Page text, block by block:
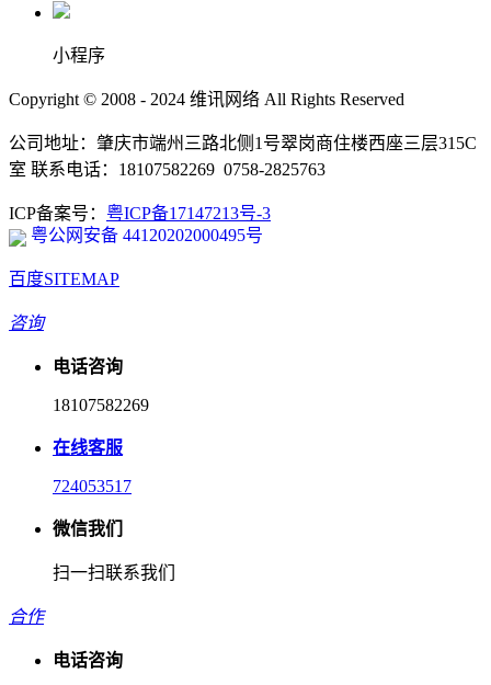
小程序
Copyright © 2008 - 2024 维讯网络 All Rights Reserved
公司地址：肇庆市端州三路北侧1号翠岗商住楼西座三层315C
室 联系电话：18107582269 0758-2825763
ICP备案号： 粤ICP备17147213号-3
粤公网安备 44120202000495号
百度SITEMAP
咨询
电话咨询
18107582269
在线客服
724053517
微信我们
扫一扫联系我们
合作
电话咨询